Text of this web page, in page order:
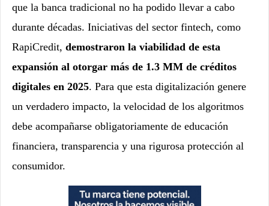
que la banca tradicional no ha podido llevar a cabo
durante décadas. Iniciativas del sector fintech, como
RapiCredit, demostraron la viabilidad de esta
expansión al otorgar más de 1.3 MM de créditos
digitales en 2025. Para que esta digitalización genere
un verdadero impacto, la velocidad de los algoritmos
debe acompañarse obligatoriamente de educación
financiera, transparencia y una rigurosa protección al
consumidor.